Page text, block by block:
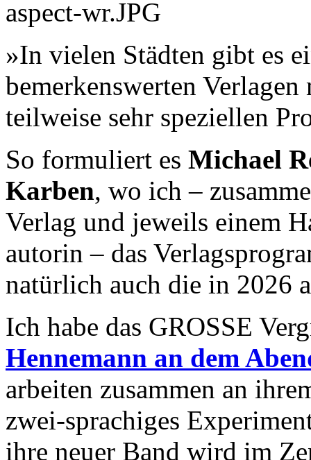
»In vielen Städten gibt es
bemerkenswerten
teilweise sehr speziellen
So formuliert es Michael
Karben, wo ich –
Verlag und jeweils einem
autorin – das
natürlich auch die in 2026
Ich habe das GROSSE
Hennemann an dem
arbeiten zusammen an
zwei-sprachiges
ihre neuer Band wird im